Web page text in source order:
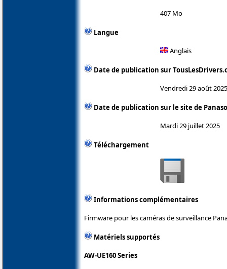
407 Mo
Langue
Anglais
Date de publication sur
Vendredi 29 août 2025
Date de publication sur le site de
Mardi 29 juillet 2025
Téléchargement
Informations complémentaires
Firmware pour les caméras de surveillance
Matériels supportés
AW-UE160 Series